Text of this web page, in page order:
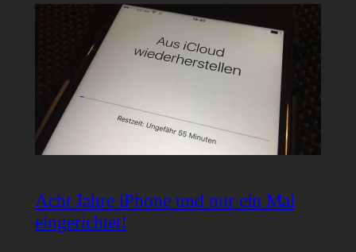
Acht Jahre iPhone und nur ein Mal
eingerichtet!